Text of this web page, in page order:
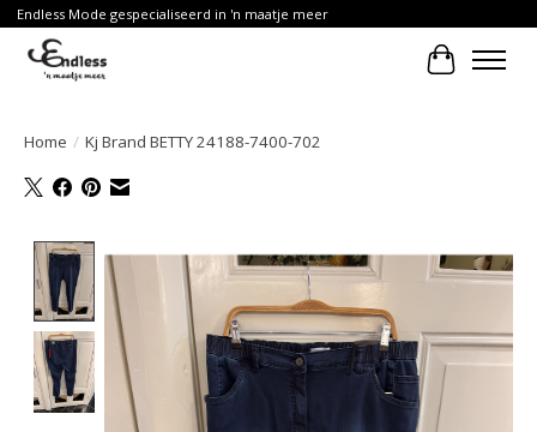
Endless Mode gespecialiseerd in 'n maatje meer
Home / Kj Brand BETTY 24188-7400-702
Product image slideshow Items